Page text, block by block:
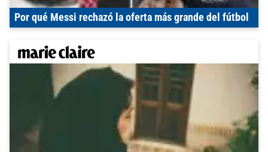
Por qué Messi rechazó la oferta más grande del fútbol